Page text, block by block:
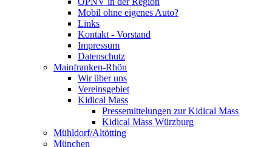
Mobil ohne eigenes Auto?
Links
Kontakt - Vorstand
Impressum
Datenschutz
Mainfranken-Rhön
Wir über uns
Vereinsgebiet
Kidical Mass
Pressemittelungen zur Kidical Mass
Kidical Mass Würzburg
Mühldorf/Altötting
München